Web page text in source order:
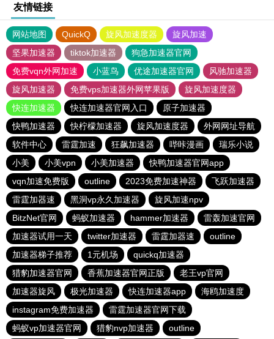
友情链接
网站地图 QuickQ 旋风加速度器
旋风加速
坚果加速器
tiktok加速器
狗急加速器官网
免费vqn外网加速
小蓝鸟 优途加速器官网
风驰加速器
旋风加速器
免费vps加速器外网苹果版
旋风加速度器
快连加速器
快连加速器官网入口
原子加速器
快鸭加速器
快柠檬加速器 旋风加速度器
外网网址导航
软件中心
雷霆加速 狂飙加速器 哔咔漫画
瑞乐小说
小美
小美vpn 小美加速器
快鸭加速器官网app
vqn加速免费版
outline 2023免费加速神器
飞跃加速器
雷霆加器速
黑洞vp永久加速器
旋风加速npv
BitzNet官网
蚂蚁加速器 hammer加速器
雷轰加速官网
加速器试用一天
twitter加速器 雷霆加器速
outline
加速器梯子推荐
1元机场
quickq加速器
猎豹加速器官网
香蕉加速器官网正版
老王vp官网
加速器旋风
极光加速器 快连加速器app
海鸥加速度
instagram免费加速器
雷霆加速器官网下载
蚂蚁vp加速器官网
猎豹nvp加速器 outline